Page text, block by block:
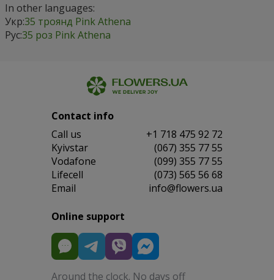
In other languages:
Укр:35 троянд Pink Athena
Рус:35 роз Pink Athena
Contact info
Сall us
+1 718 475 92 72
Kyivstar
(067) 355 77 55
Vodafone
(099) 355 77 55
Lifecell
(073) 565 56 68
Email
info@flowers.ua
Online support
Around the clock. No days off